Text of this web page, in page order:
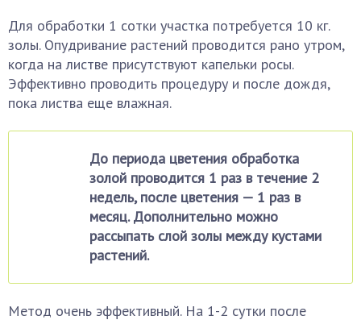
Для обработки 1 сотки участка потребуется 10 кг.
золы. Опудривание растений проводится рано утром,
когда на листве присутствуют капельки росы.
Эффективно проводить процедуру и после дождя,
пока листва еще влажная.
До периода цветения обработка
золой проводится 1 раз в течение 2
недель, после цветения — 1 раз в
месяц. Дополнительно можно
рассыпать слой золы между кустами
растений.
Метод очень эффективный. На 1-2 сутки после